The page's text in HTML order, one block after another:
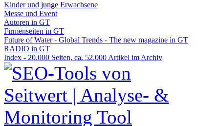
Kinder und junge Erwachsene
Messe und Event
Autoren in GT
Firmenseiten in GT
Future of Water - Global Trends - The new magazine in GT
RADIO in GT
Index - 20.000 Seiten, ca. 52.000 Artikel im Archiv